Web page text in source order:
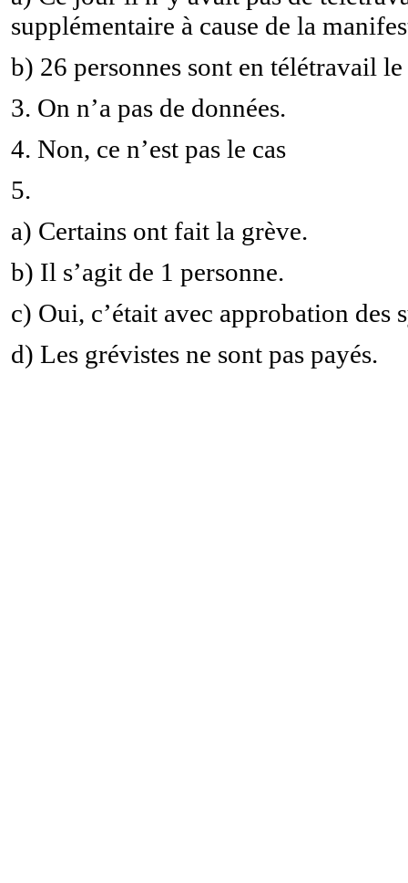
supplémentaire à cause de la
b) 26 personnes sont en télétravail
3. On n’a pas de données.
4. Non, ce n’est pas le cas
5.
a) Certains ont fait la grève.
b) Il s’agit de 1 personne.
c) Oui, c’était avec approbation des
d) Les grévistes ne sont pas payés.